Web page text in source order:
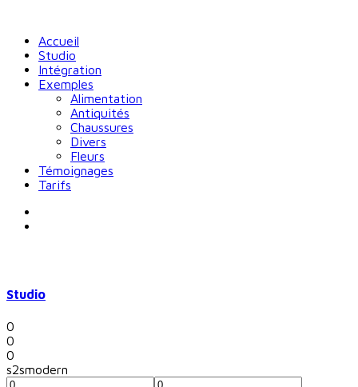
Accueil
Studio
Intégration
Exemples
Alimentation
Antiquités
Chaussures
Divers
Fleurs
Témoignages
Tarifs
Studio
0
0
0
s2smodern